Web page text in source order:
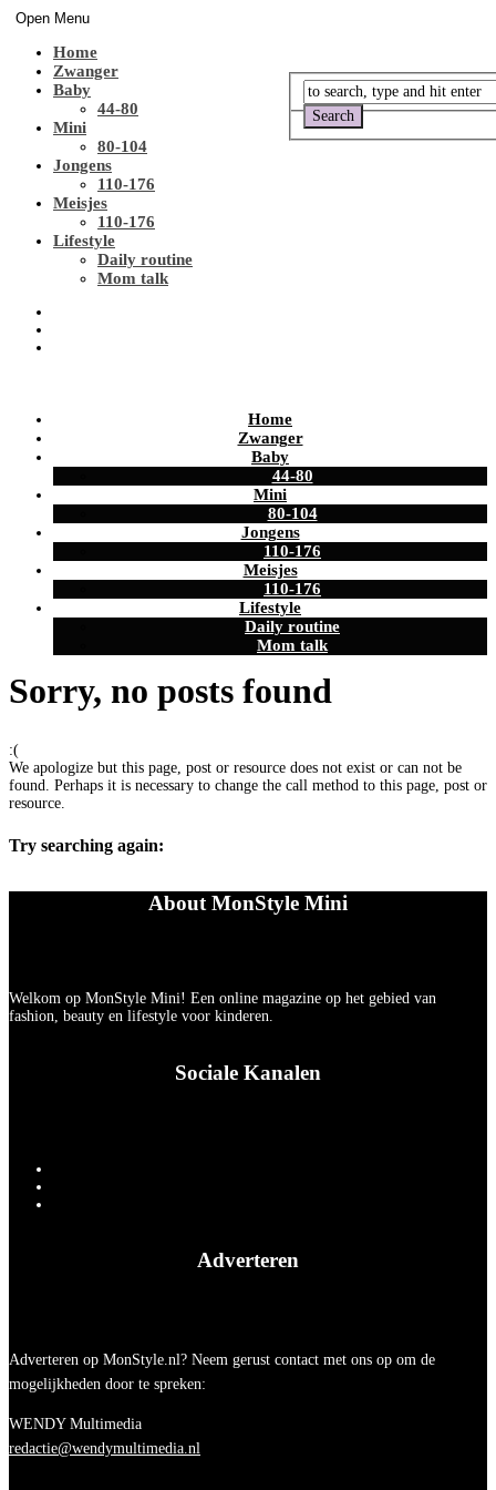
Open Menu
Home
Zwanger
Baby
44-80
Mini
80-104
Jongens
110-176
Meisjes
110-176
Lifestyle
Daily routine
Mom talk
Home
Zwanger
Baby
44-80
Mini
80-104
Jongens
110-176
Meisjes
110-176
Lifestyle
Daily routine
Mom talk
Sorry, no posts found
:(
We apologize but this page, post or resource does not exist or can not be
found. Perhaps it is necessary to change the call method to this page, post or
resource.
Try searching again:
About MonStyle Mini
Welkom op MonStyle Mini! Een online magazine op het gebied van
fashion, beauty en lifestyle voor kinderen.
Sociale Kanalen
Adverteren
Adverteren op MonStyle.nl? Neem gerust contact met ons op om de
mogelijkheden door te spreken:
WENDY Multimedia
redactie@wendymultimedia.nl